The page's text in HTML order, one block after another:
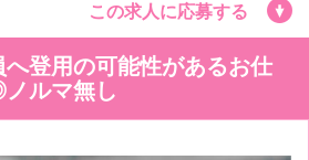
この求人に応募する
へ登用の可能性があるお仕
ルマ無し